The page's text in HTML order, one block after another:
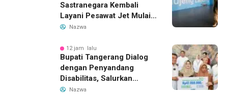
Sastranegara Kembali
Layani Pesawat Jet Mulai
14 Agustus 2026, Garuda
Bandung-Denpasar
Nazwa
12 jam lalu
Bupati Tangerang Dialog
dengan Penyandang
Disabilitas, Salurkan
Bantuan dan Tampung
Nazwa